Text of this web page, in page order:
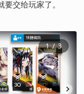
交给玩家了。
1 / 3